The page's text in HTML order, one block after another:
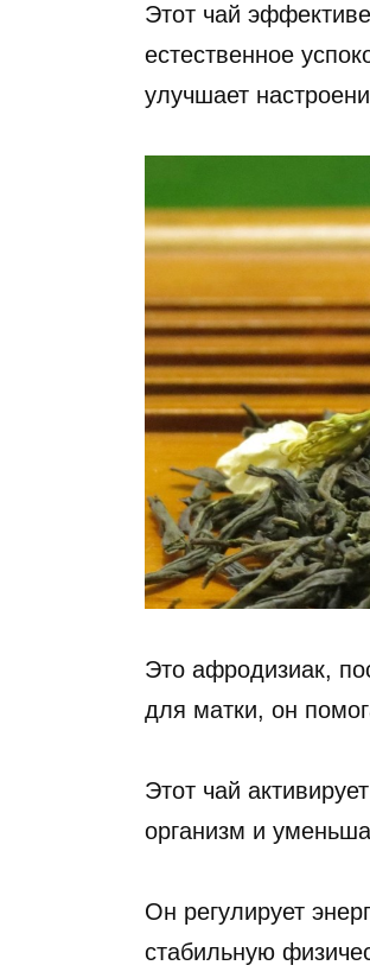
Этот чай
естественное
улучшает
Это афродизиак,
для матки, он
Этот чай
организм и
Он регулирует
стабильную